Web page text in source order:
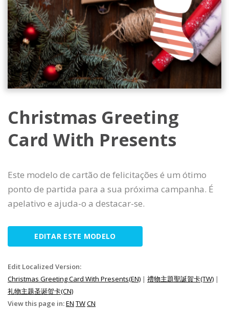
Christmas Greeting
Card With Presents
Este modelo de cartão de felicitações é um ótimo
ponto de partida para a sua próxima campanha. É
apelativo e ajuda-o a destacar-se.
EDITAR ESTE MODELO
Edit Localized Version:
Christmas Greeting Card With Presents(EN) | 禮物主題聖誕賀卡(TW) |
礼物主题圣诞贺卡(CN)
View this page in:EN TWCN